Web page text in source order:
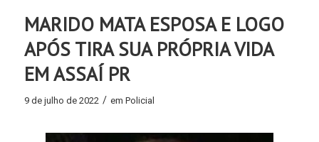
MARIDO MATA ESPOSA E LOGO
APÓS TIRA SUA PRÓPRIA VIDA
EM ASSAÍ PR
9 de julho de 2022 / em Policial